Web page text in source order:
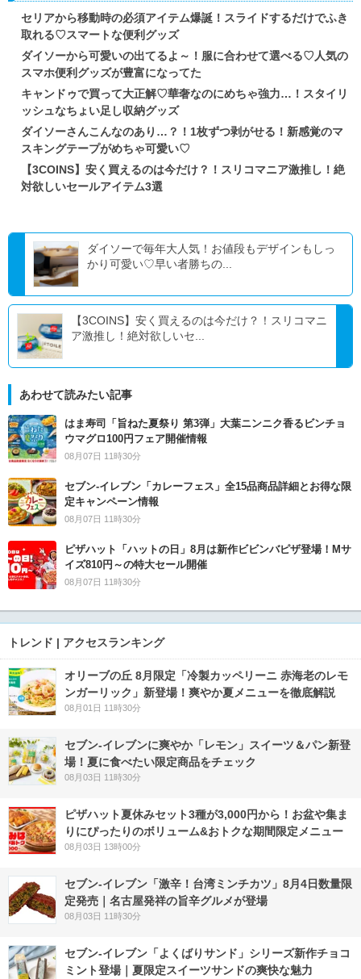
セリアから移動時の必須アイテム爆誕！スライドするだけでふき
取れる♡スマートな便利グッズ
ダイソーから可愛いの出てるよ～！服に合わせて選べる♡人気の
スマホ便利グッズが豊富になってた
キャンドゥで買って大正解♡華奢なのにめちゃ強力…！スタイリ
ッシュなちょい足し収納グッズ
ダイソーさんこんなのあり…？！1枚ずつ剥がせる！新感覚のマ
スキングテープがめちゃ可愛い♡
【3COINS】安く買えるのは今だけ？！スリコマニア激推し！絶
対欲しいセールアイテム3選
ダイソーで毎年大人気！お値段もデザインもしっ
かり可愛い♡早い者勝ちの...
【3COINS】安く買えるのは今だけ？！スリコマニ
ア激推し！絶対欲しいセ...
あわせて読みたい記事
はま寿司「旨ねた夏祭り 第3弾」大葉ニンニク香るビンチョ
ウマグロ100円フェア開催情報
08月07日 11時30分
セブン‐イレブン「カレーフェス」全15品商品詳細とお得な限
定キャンペーン情報
08月07日 11時30分
ピザハット「ハットの日」8月は新作ビビンバピザ登場！Mサ
イズ810円～の特大セール開催
08月07日 11時30分
トレンド | アクセスランキング
オリーブの丘 8月限定「冷製カッペリーニ 赤海老のレモ
ンガーリック」新登場！爽やか夏メニューを徹底解説
08月01日 11時30分
セブン‐イレブンに爽やか「レモン」スイーツ＆パン新登
場！夏に食べたい限定商品をチェック
08月03日 11時30分
ピザハット夏休みセット3種が3,000円から！お盆や集ま
りにぴったりのボリューム&おトクな期間限定メニュー
08月03日 13時00分
セブン-イレブン「激辛！台湾ミンチカツ」8月4日数量限
定発売｜名古屋発祥の旨辛グルメが登場
08月03日 11時30分
セブン‐イレブン「よくばりサンド」シリーズ新作チョコ
ミント登場｜夏限定スイーツサンドの爽快な魅力